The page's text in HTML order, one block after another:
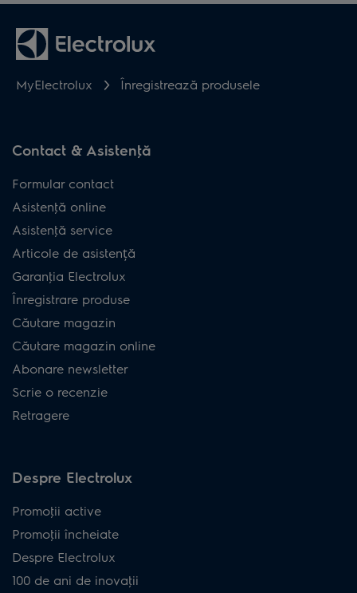
MyElectrolux Înregistrează produsele
Contact & Asistenţă
Formular contact
Asistenţă online
Asistenţă service
Articole de asistență
Garanţia Electrolux
Înregistrare produse
Căutare magazin
Căutare magazin online
Abonare newsletter
Scrie o recenzie
Retragere
Despre Electrolux
Promoţii active
Promoţii încheiate
Despre Electrolux
100 de ani de inovaţii